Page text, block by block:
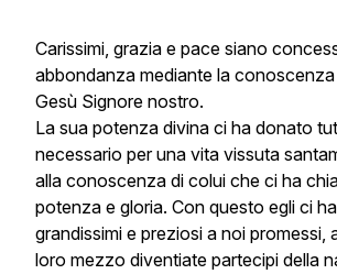
Carissimi, grazia e pace siano
abbondanza mediante la
Gesù Signore nostro.
La sua potenza divina ci ha donato
necessario per una vita vissuta
alla conoscenza di colui che ci ha
potenza e gloria. Con questo egli ci
grandissimi e preziosi a noi promessi,
loro mezzo diventiate partecipi della